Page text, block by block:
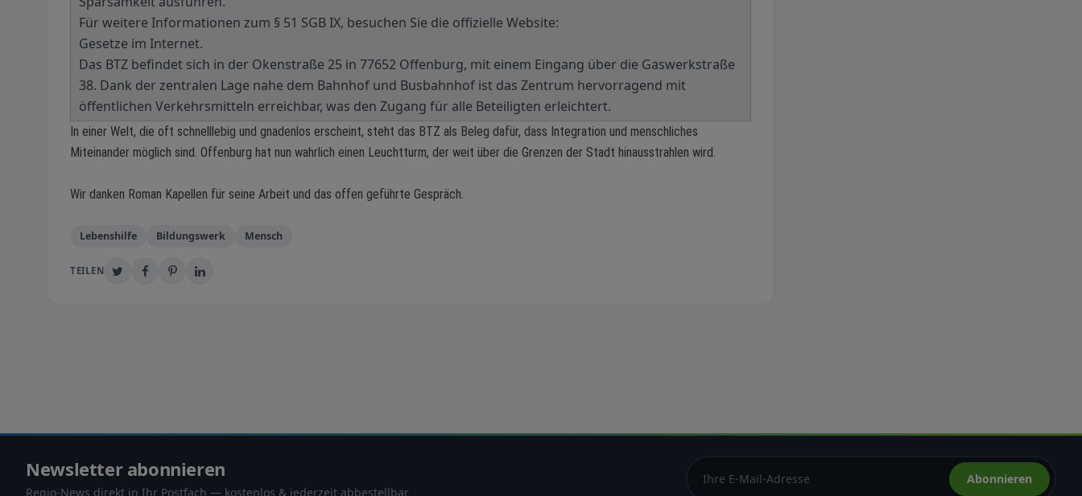
Für weitere Informationen zum § 51 SGB IX, besuchen Sie die offizielle Website:
Gesetze im Internet.
Das BTZ befindet sich in der Okenstraße 25 in 77652 Offenburg, mit einem Eingang über die Gaswerkstraße
38. Dank der zentralen Lage nahe dem Bahnhof und Busbahnhof ist das Zentrum hervorragend mit
öffentlichen Verkehrsmitteln erreichbar, was den Zugang für alle Beteiligten erleichtert.
In einer Welt, die oft schnelllebig und gnadenlos erscheint, steht das BTZ als Beleg dafür, dass Integration und menschliches
Miteinander möglich sind. Offenburg hat nun wahrlich einen Leuchtturm, der weit über die Grenzen der Stadt hinausstrahlen wird.
Wir danken Roman Kapellen für seine Arbeit und das offen geführte Gespräch.
Lebenshilfe Bildungswerk Mensch
TEILEN
Newsletter abonnieren
Regio-News direkt in Ihr Postfach — kostenlos & jederzeit abbestellbar
Abonnieren